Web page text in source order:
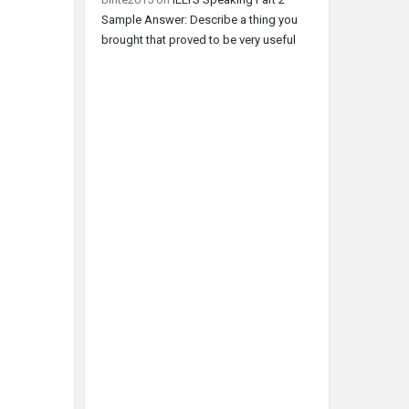
Sample Answer: Describe a thing you
brought that proved to be very useful